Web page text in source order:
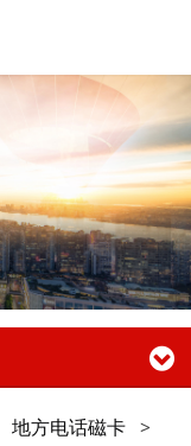
地方电话磁卡 >